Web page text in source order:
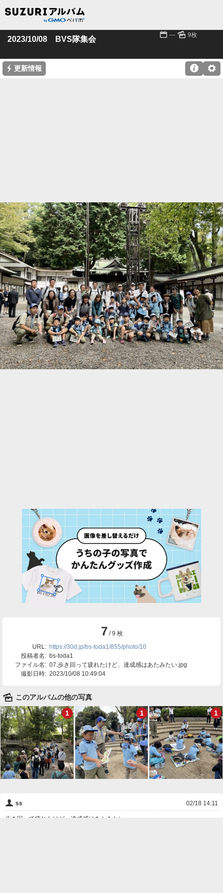
2023/10/08 BVS隊集会 📅 --- 🌄 9枚
⚡ 更新情報 ⚙

7 / 9 枚
URL: https://30d.jp/bs-toda1/855/photo/10
投稿者名: bs-toda1
ファイル名: 07.歩き回って疲れたけど、達成感はあたみたい.jpg
撮影日時: 2023/10/08 10:49:04
🌄 このアルバムの他の写真
1
1 1
👤 ss 02/18 14:11
歩き回って疲れたけど、達成感はあたみたい